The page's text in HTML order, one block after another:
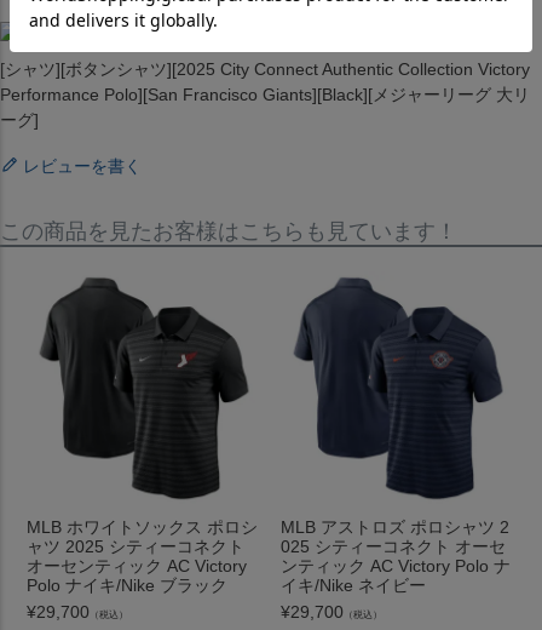
[シャツ][ボタンシャツ][2025 City Connect Authentic Collection Victory
Performance Polo][San Francisco Giants][Black][メジャーリーグ 大リ
ーグ]
レビューを書く
この商品を見たお客様はこちらも見ています！
MLB ホワイトソックス ポロシ
ャツ 2025 シティーコネクト
オーセンティック AC Victory
Polo ナイキ/Nike ブラック
¥29,700 （税込）
MLB アストロズ ポロシャツ 2
025 シティーコネクト オーセ
ンティック AC Victory Polo ナ
イキ/Nike ネイビー
¥29,700 （税込）